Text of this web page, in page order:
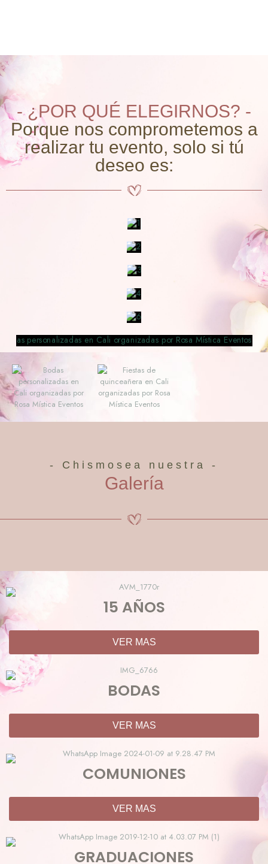
- ¿POR QUÉ ELEGIRNOS? -
Porque nos comprometemos a
realizar tu evento, solo si tú
deseo es:
- Chismosea nuestra -
Galería
15 AÑOS
VER MAS
BODAS
VER MAS
COMUNIONES
VER MAS
GRADUACIONES